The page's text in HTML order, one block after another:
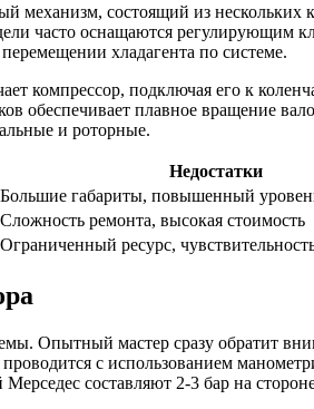
механизм, состоящий из
часто оснащаются регулирующим
хладагента по системе.
компрессор, подключая его к
обеспечивает плавное вращение
и роторные.
Недостатки
Большие габариты, повышенный
Сложность ремонта, высокая стоимость
Ограниченный ресурс,
Опытный мастер сразу обратит
с использованием
составляют 2-3 бар на